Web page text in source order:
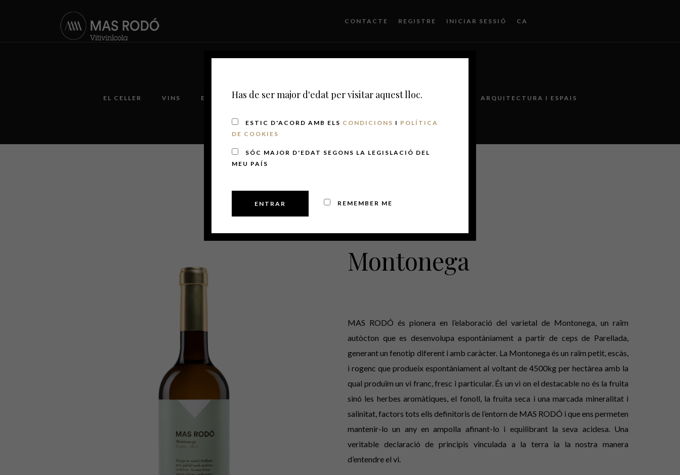
CONTACTE REGISTRE INICIAR SESSIÓ CA
EL CELLER VINS ENOTURISME BOTIGA PUNTS DE VENDA NEWS&DOCS ARQUITECTURA I ESPAIS
MAS RODÓ
Montonega
MAS RODÓ és pionera en l’elaboració del varietal de Montonega, un raïm
autòcton que es desenvolupa espontàniament a partir de ceps de Parellada,
generant un fenotip diferent i amb caràcter. La Montonega és un raïm petit, escàs,
i rogenc que produeix espontàniament al voltant de 4500kg per hectàrea amb la
qual produïm un vi franc, fresc i particular. És un vi on el destacable no és la fruita
sinó les herbes aromàtiques, el fonoll, la fruita seca i una marcada mineralitat i
salinitat, factors tots ells definitoris de l’entorn de MAS RODÓ i que ens permeten
mantenir-lo un any en ampolla afinant-lo i equilibrant la seva acidesa. Una
veritable declaració de principis vinculada a la terra ia la nostra manera
d’entendre el vi.
Has de ser major d'edat per visitar aquest lloc.
ESTIC D'ACORD AMB ELS CONDICIONS I POLÍTICA
DE COOKIES
SÓC MAJOR D'EDAT SEGONS LA LEGISLACIÓ DEL
MEU PAÍS
REMEMBER ME